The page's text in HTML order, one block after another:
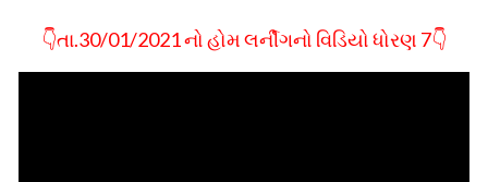
👇તા.30/01/2021 નો હોમ લર્નીગનો વિડિયો ધોરણ 7👇